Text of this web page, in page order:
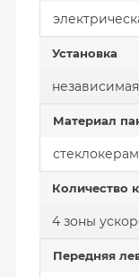
Установка
независимая
Материал
Количество
4 зоны
Передняя